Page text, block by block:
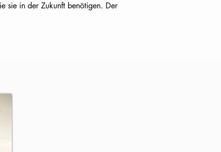
sie in der Zukunft benötigen. Der